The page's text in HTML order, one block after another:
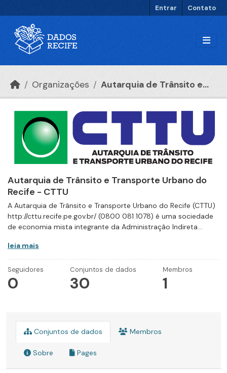
Entrar Contato
Organizações Autarquia de Trânsito e...
Autarquia de Trânsito e Transporte Urbano do
Recife - CTTU
A Autarquia de Trânsito e Transporte Urbano do Recife (CTTU)
http://cttu.recife.pe.gov.br/ (0800 081 1078) é uma sociedade
de economia mista integrante da Administração Indireta...
leia mais
Seguidores
0
Conjuntos de dados
30
Membros
1
Conjuntos de dados Membros
Sobre Pages